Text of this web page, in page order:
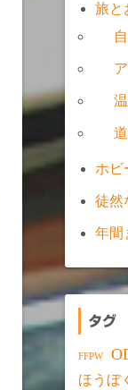
旅と
ホビ
徒然
年間
タグ
FFPW
ほうぼ